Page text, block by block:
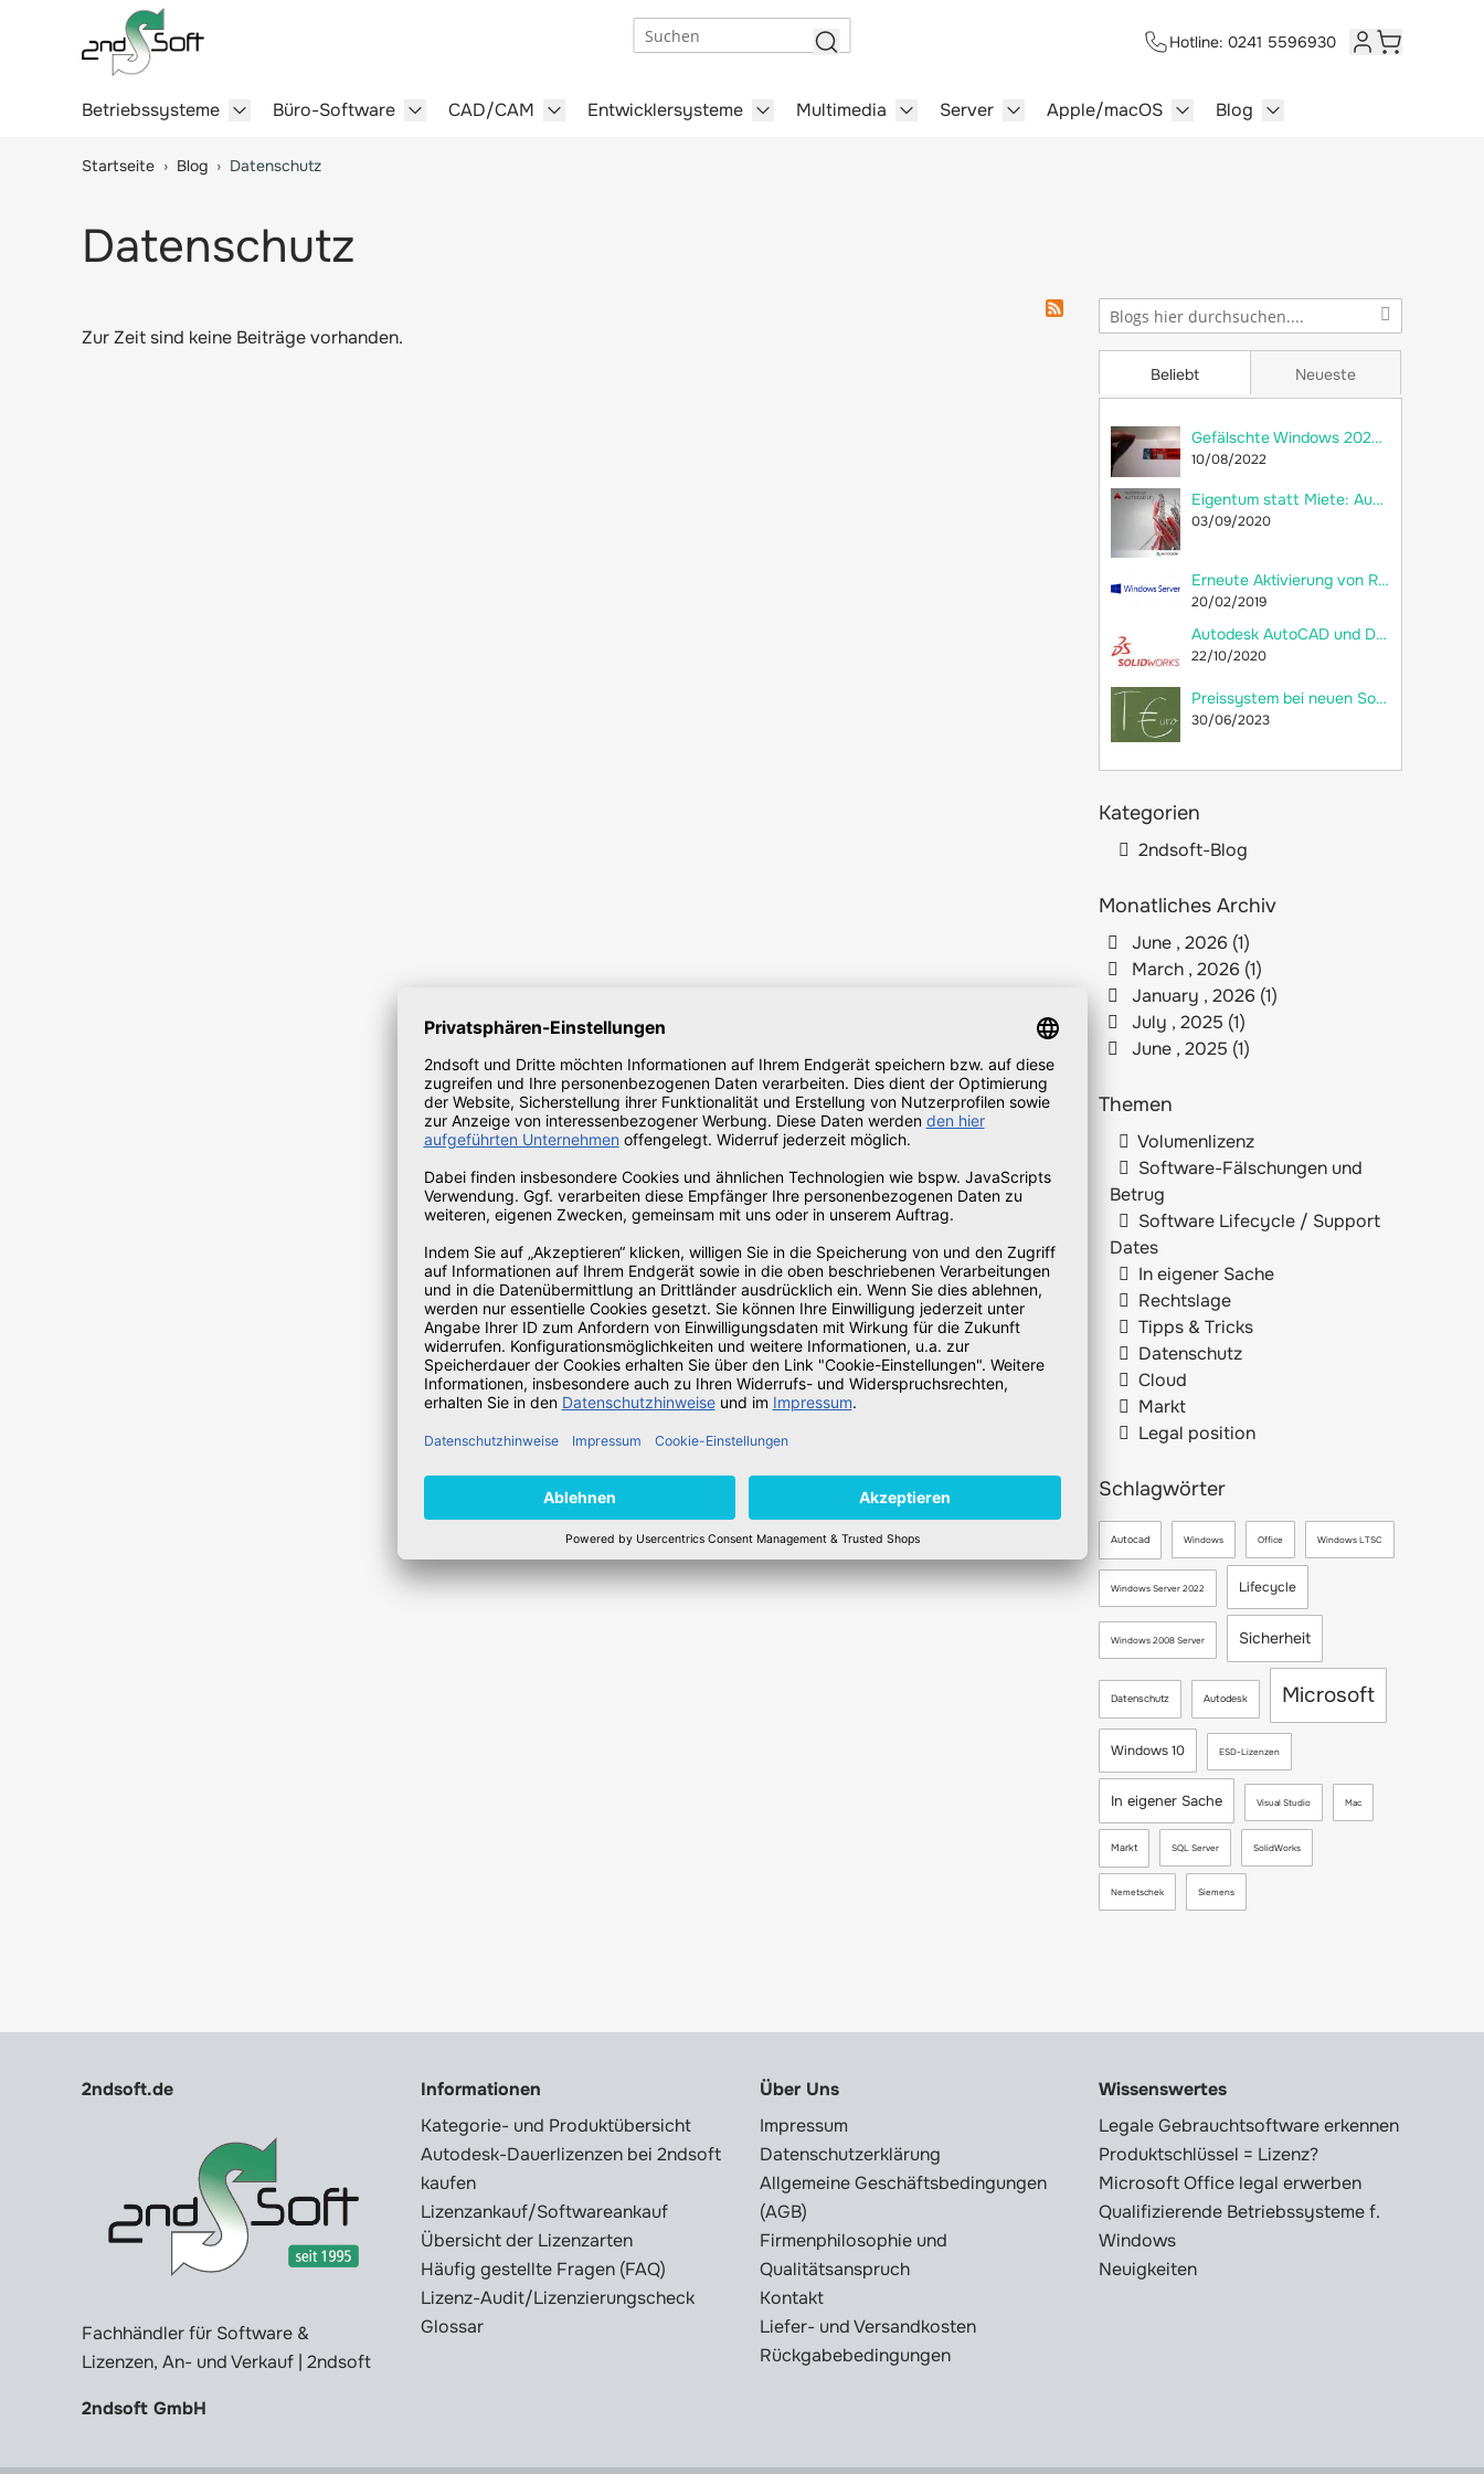
Betriebssysteme
Büro-Software
CAD/CAM
Entwicklersysteme
Multimedia
Server
Apple/macOS
Blog
Hotline: 0241 5596930 Kundenkonto
Warenkorb
Startseite › Blog › Datenschutz
Datenschutz
Beliebt
Gefälschte Windows 2022 Server im Umlauf
10/08/2022
Eigentum statt Miete: Autodesk AutoCAD LT 2018 jetzt als Dauerlizenz bei 2ndsoft kaufen!
03/09/2020
Erneute Aktivierung von RDS-CALs und Neuerstellung der Remotedesktop-Lizenzdatenbank
20/02/2019
Autodesk AutoCAD und Dassault Systèmes SolidWorks: Welche Unterschiede gibt es?
22/10/2020
Preissystem bei neuen SolidWorks-Lizenzen: versteckte Preiserhöhung
30/06/2023
Neueste
Kategorien
2ndsoft-Blog
Monatliches Archiv
June , 2026 (1)
March , 2026 (1)
January , 2026 (1)
July , 2025 (1)
June , 2025 (1)
Themen
Volumenlizenz
Software-Fälschungen und
Betrug
Software Lifecycle / Support
Dates
In eigener Sache
Rechtslage
Tipps & Tricks
Datenschutz
Cloud
Markt
Legal position
Schlagwörter
Autocad Windows Office Windows LTSC
Windows Server 2022 Lifecycle
Windows 2008 Server Sicherheit
Datenschutz Autodesk Microsoft
Windows 10 ESD-Lizenzen
In eigener Sache Visual Studio Mac
Markt SQL Server SolidWorks
Nemetschek Siemens
Zur Zeit sind keine Beiträge vorhanden.
2ndsoft.de
Fachhändler für Software &
Lizenzen, An- und Verkauf | 2ndsoft
2ndsoft GmbH
Informationen
Kategorie- und Produktübersicht
Autodesk-Dauerlizenzen bei 2ndsoft
kaufen
Lizenzankauf/Softwareankauf
Übersicht der Lizenzarten
Häufig gestellte Fragen (FAQ)
Lizenz-Audit/Lizenzierungscheck
Glossar
Über Uns
Impressum
Datenschutzerklärung
Allgemeine Geschäftsbedingungen
(AGB)
Firmenphilosophie und
Qualitätsanspruch
Kontakt
Liefer- und Versandkosten
Rückgabebedingungen
Wissenswertes
Legale Gebrauchtsoftware erkennen
Produktschlüssel = Lizenz?
Microsoft Office legal erwerben
Qualifizierende Betriebssysteme f.
Windows
Neuigkeiten